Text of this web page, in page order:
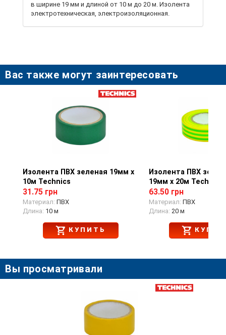
​​в ширине 19 мм и длиной от 10 м до 20 м. Изолента
электротехническая, электроизоляционная.
Вас также могут заинтересовать
Просмотр товара
Изолента ПВХ зеленая 19мм х
10м Technics
31.75 грн
Материал: ПВХ
Длина: 10 м
КУПИТЬ
Просмотр
Изолента ПВХ
19мм х 20м Technics
63.50 грн
Материал: ПВХ
Длина: 20 м
Вы просматривали